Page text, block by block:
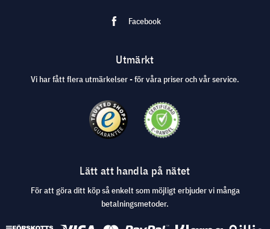
Facebook
Utmärkt
Vi har fått flera utmärkelser - för våra priser och vår service.
Lätt att handla på nätet
För att göra ditt köp så enkelt som möjligt erbjuder vi många
betalningsmetoder.